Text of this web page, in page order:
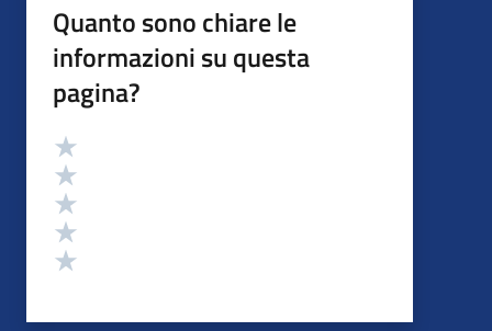
Quanto sono chiare le
informazioni su questa
pagina?
Valutazione